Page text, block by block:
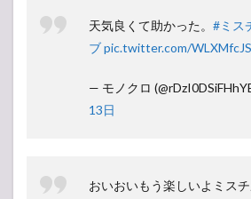
天気良くて助かった。 #ミス
ブpic.twitter.com/
— モノクロ
13日
おいおいもう楽しいよミスチ